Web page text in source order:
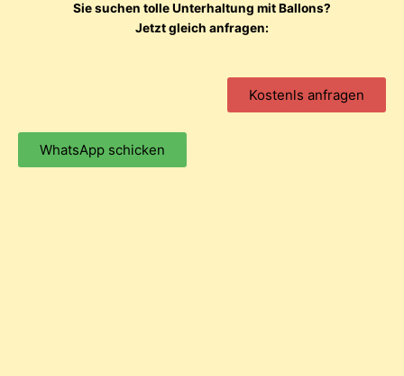
Sie suchen tolle Unterhaltung mit Ballons?
Jetzt gleich anfragen:
Kostenls anfragen
WhatsApp schicken